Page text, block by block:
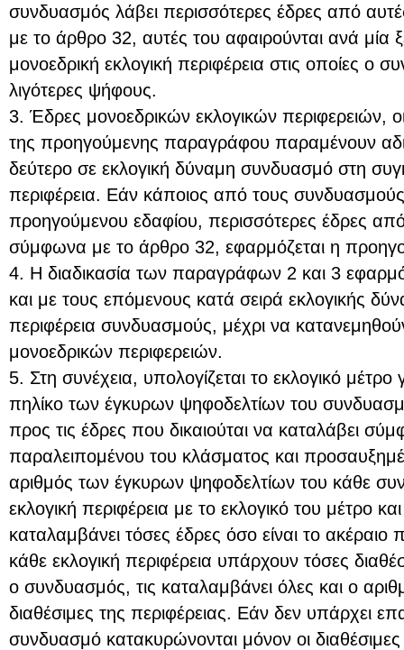
συνδυασμός λάβει περισσότερες έδρες από
με το άρθρο 32, αυτές του αφαιρούνται ανά μία
μονοεδρική εκλογική περιφέρεια στις οποίες ο
λιγότερες ψήφους.
3. Έδρες μονοεδρικών εκλογικών περιφερειών,
της προηγούμενης παραγράφου παραμένουν
δεύτερο σε εκλογική δύναμη συνδυασμό στη
περιφέρεια. Εάν κάποιος από τους
προηγούμενου εδαφίου, περισσότερες έδρες από
σύμφωνα με το άρθρο 32, εφαρμόζεται η
4. Η διαδικασία των παραγράφων 2 και 3
και με τους επόμενους κατά σειρά εκλογικής
περιφέρεια συνδυασμούς, μέχρι να
μονοεδρικών περιφερειών.
5. Στη συνέχεια, υπολογίζεται το εκλογικό
πηλίκο των έγκυρων ψηφοδελτίων του
προς τις έδρες που δικαιούται να καταλάβει
παραλειπομένου του κλάσματος και
αριθμός των έγκυρων ψηφοδελτίων του κάθε
εκλογική περιφέρεια με το εκλογικό του μέτρο
καταλαμβάνει τόσες έδρες όσο είναι το ακέραιο
κάθε εκλογική περιφέρεια υπάρχουν τόσες
ο συνδυασμός, τις καταλαμβάνει όλες και ο
διαθέσιμες της περιφέρειας. Εάν δεν υπάρχει
συνδυασμό κατακυρώνονται μόνον οι